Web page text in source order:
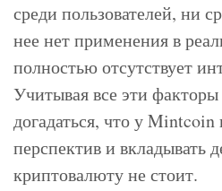
среди пользователей, ни
нее нет применения в
полностью отсутствует
Учитывая все эти
догадаться, что у
перспектив и вкладывать
криптовалюту не стоит.